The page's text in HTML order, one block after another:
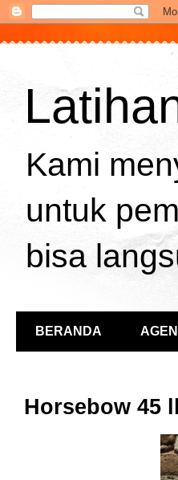
Kami
untuk
bisa
BERANDA
Horsebow 45